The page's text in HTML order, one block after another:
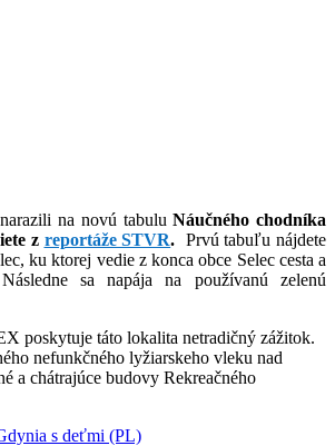
na novú tabuluNáučného chodníka
z reportáže STVR. Prvú tabuľu nájdete
ku ktorej vedie z konca obce Selec cesta a
sa napája na používanú zelenú
poskytuje táto lokalita netradičný zážitok.
nefunkčného lyžiarskeho vleku nad
a chátrajúce budovy Rekreačného